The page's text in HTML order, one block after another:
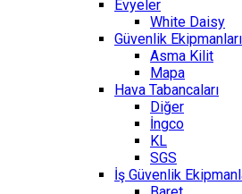
Evyeler
White Daisy
Güvenlik Ekipmanları
Asma Kilit
Mapa
Hava Tabancaları
Diğer
İngco
KL
SGS
İş Güvenlik